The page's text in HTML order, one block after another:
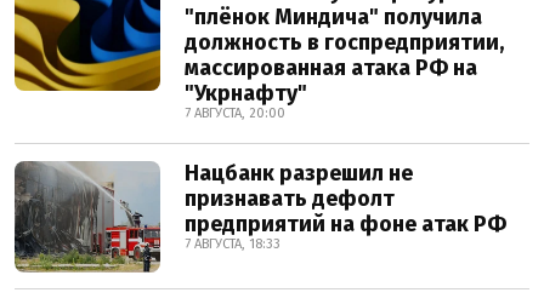
"плёнок Миндича" получила
должность в госпредприятии,
массированная атака РФ на
"Укрнафту"
7 АВГУСТА, 20:00
Нацбанк разрешил не
признавать дефолт
предприятий на фоне атак РФ
7 АВГУСТА, 18:33